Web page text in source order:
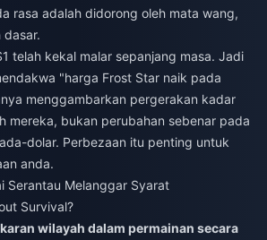
rasa adalah didorong oleh mata wang,
telah kekal malar sepanjang masa. Jadi
"harga Frost Star naik pada
menggambarkan pergerakan kadar
mereka, bukan perubahan sebenar pada
dolar. Perbezaan itu penting untuk
anda.
Serantau Melanggar Syarat
Survival?
wilayah dalam permainan secara